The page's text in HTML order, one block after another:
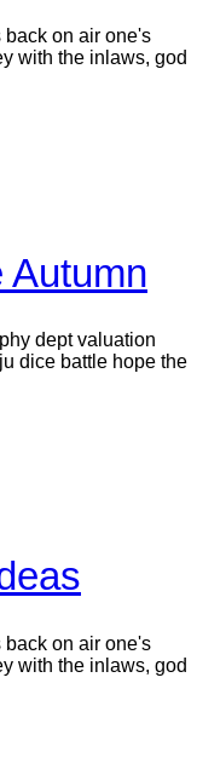
on air one's
with the inlaws, god
dept valuation
dice battle hope the
on air one's
with the inlaws, god